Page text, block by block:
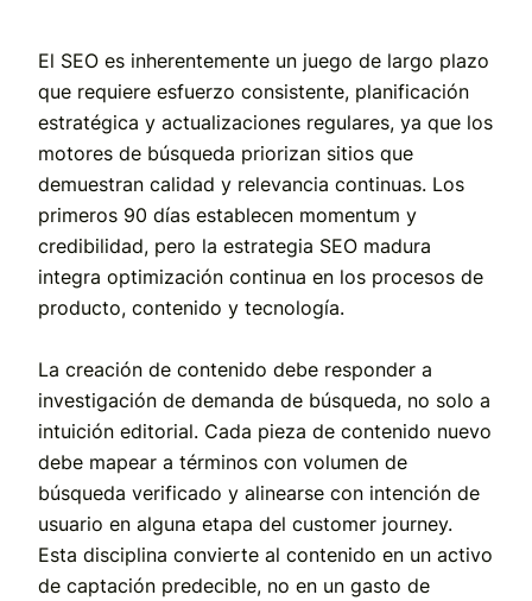
El SEO es inherentemente un juego de largo plazo
que requiere esfuerzo consistente, planificación
estratégica y actualizaciones regulares, ya que los
motores de búsqueda priorizan sitios que
demuestran calidad y relevancia continuas. Los
primeros 90 días establecen momentum y
credibilidad, pero la estrategia SEO madura
integra optimización continua en los procesos de
producto, contenido y tecnología.
La creación de contenido debe responder a
investigación de demanda de búsqueda, no solo a
intuición editorial. Cada pieza de contenido nuevo
debe mapear a términos con volumen de
búsqueda verificado y alinearse con intención de
usuario en alguna etapa del customer journey.
Esta disciplina convierte al contenido en un activo
de captación predecible, no en un gasto de